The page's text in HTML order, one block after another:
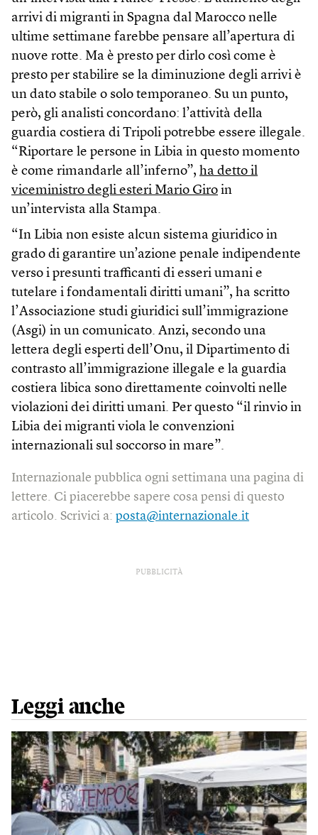
arrivi di migranti in Spagna dal Marocco nelle
ultime settimane farebbe pensare all’apertura di
nuove rotte. Ma è presto per dirlo così come è
presto per stabilire se la diminuzione degli arrivi è
un dato stabile o solo temporaneo. Su un punto,
però, gli analisti concordano: l’attività della
guardia costiera di Tripoli potrebbe essere illegale.
“Riportare le persone in Libia in questo momento
è come rimandarle all’inferno”, ha detto il
viceministro degli esteri Mario Giro in
un’intervista alla Stampa.
“In Libia non esiste alcun sistema giuridico in
grado di garantire un’azione penale indipendente
verso i presunti trafficanti di esseri umani e
tutelare i fondamentali diritti umani”, ha scritto
l’Associazione studi giuridici sull’immigrazione
(Asgi) in un comunicato. Anzi, secondo una
lettera degli esperti dell’Onu, il Dipartimento di
contrasto all’immigrazione illegale e la guardia
costiera libica sono direttamente coinvolti nelle
violazioni dei diritti umani. Per questo “il rinvio in
Libia dei migranti viola le convenzioni
internazionali sul soccorso in mare”.
Internazionale pubblica ogni settimana una pagina di
lettere. Ci piacerebbe sapere cosa pensi di questo
articolo. Scrivici a: posta@internazionale.it
PUBBLICITÀ
Leggi anche